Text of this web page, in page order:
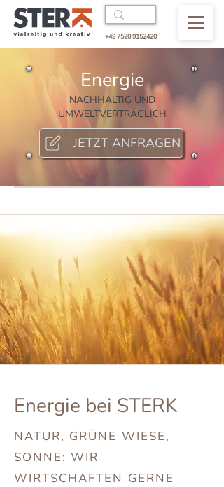
+49 7520 9152420
Energie
NACHHALTIG UND
UMWELTVERTRÄGLICH
JETZT ANFRAGEN
Energie bei STERK
NATUR, GRÜNE WIESE,
SONNE: WIR
WIRTSCHAFTEN GERNE